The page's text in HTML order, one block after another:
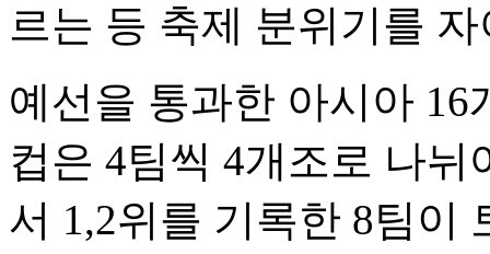
르는 등 축제 분위기를
예선을 통과한 아시아
컵은 4팀씩 4개조로 나
서 1,2위를 기록한 8팀이